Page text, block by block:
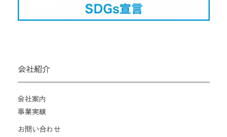
会社紹介
会社案内
事業実績
お問い合わせ